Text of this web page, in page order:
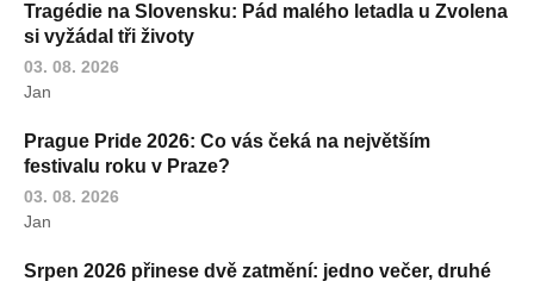
Tragédie na Slovensku: Pád malého letadla u Zvolena
si vyžádal tři životy
03. 08. 2026
Jan
Prague Pride 2026: Co vás čeká na největším
festivalu roku v Praze?
03. 08. 2026
Jan
Srpen 2026 přinese dvě zatmění: jedno večer, druhé